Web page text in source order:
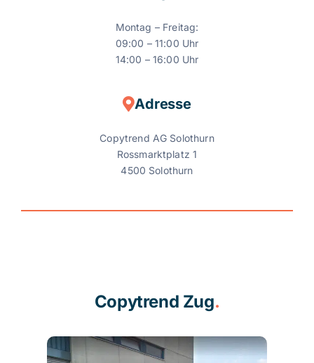
Montag – Freitag:
09:00 – 11:00 Uhr
14:00 – 16:00 Uhr
Adresse
Copytrend AG Solothurn
Rossmarktplatz 1
4500 Solothurn
Copytrend Zug.